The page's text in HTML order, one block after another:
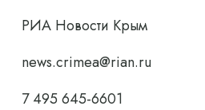
РИА Новости Крым
news.crimea@rian.ru
7 495 645-6601